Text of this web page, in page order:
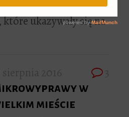
Między walizkami to
ukazywały się na
w
mieście